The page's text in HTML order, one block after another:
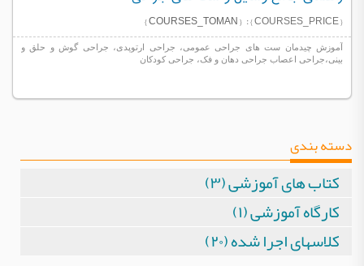
{ COURSES_PRICE } :
{ COURSES_TOMAN }
آموزش چیدمان ست های جراحی عمومی، جراحی ارتوپدی، جراحی گوش و حلق و
بینی،جراحی اعصاب جراحی دهان و فک، جراحی کودکان
دسته بندی
کتاب های آموزشی (۳)
کارگاه آموزشی (۱)
کلاسهای اجرا شده (۲۰)